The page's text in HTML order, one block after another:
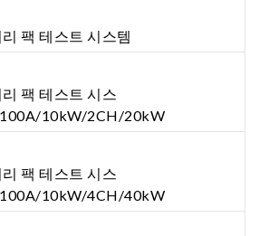
팩 테스트 시스템
팩 테스트 시스
10kW/2CH/20kW
팩 테스트 시스
10kW/4CH/40kW